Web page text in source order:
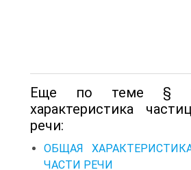
Еще по теме §
характеристика
речи:
ОБЩАЯ
ЧАСТИ РЕЧИ